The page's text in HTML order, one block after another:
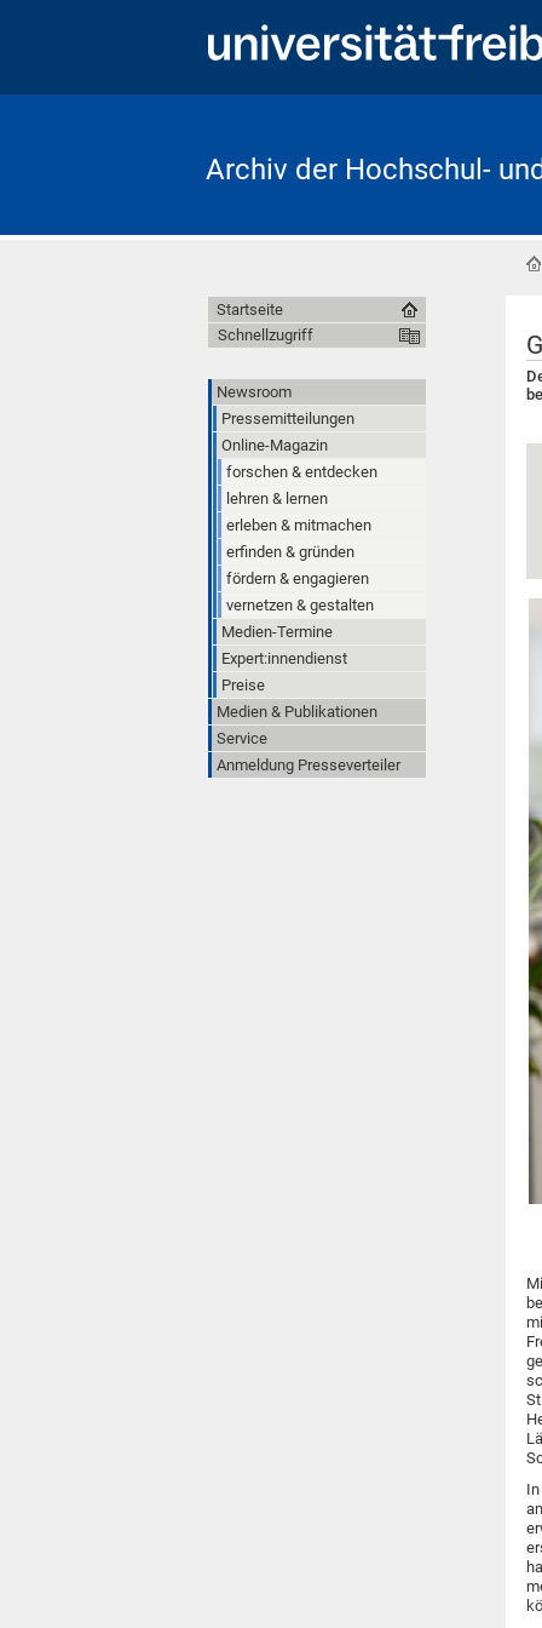
Archiv der Hochschul-
Startseite
Schnellzugriff
Newsroom
Pressemitteilungen
Online-Magazin
forschen & entdecken
lehren & lernen
erleben & mitmachen
erfinden & gründen
fördern & engagieren
vernetzen & gestalten
Medien-Termine
Expert:innendienst
Preise
Medien & Publikationen
Service
Anmeldung Presseverteiler